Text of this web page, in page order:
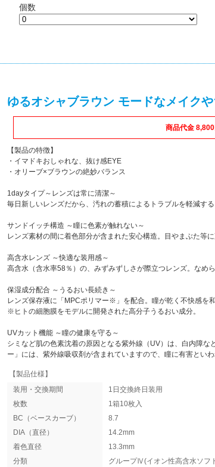
個数
ゆるオシャブラウン モードなメイク
商品代金
【製品の特徴】
・イマドキおしゃれな、抜け感EYE
・オリーブ×ブラウンの絶妙バランス
1dayタイプ～レンズは常に清潔～
毎日新しいレンズだから、汚れの蓄積によるトラブルを軽減す
サンドイッチ構造 ～瞳に色素が触れない～
レンズ素材の間に着色部分が含まれた安心構造。目やまぶた等
高含水レンズ ～快適な装用感～
高含水（含水率58％）の、みずみずしさが際立つレンズ。なめ
保湿成分配合 ～うるおい長続き～
レンズ保存液に「MPCポリマー※」を配合。瞳が乾く不快感を
※ヒトの細胞膜をモデルに開発された高分子うるおい成分。
UVカット機能 ～瞳の健康を守る～
シミなど肌の色素沈着の原因となる紫外線（UV）は、白内障
ー」には、紫外線吸収剤が含まれていますので、瞳に有害とい
【製品仕様】
装用・交換期間
1日交換終日装用
枚数
1箱10枚入
BC（ベースカーブ）
8.7
DIA（直径）
14.2mm
着色直径
13.3mm
分類
グループⅣ(イオン性高含水ソフ